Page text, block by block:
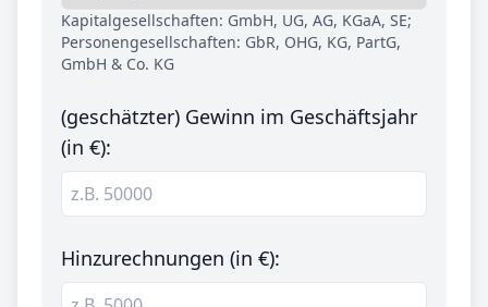
Kapitalgesellschaften: GmbH, UG, AG, KGaA, SE;
Personengesellschaften: GbR, OHG, KG, PartG,
GmbH & Co. KG
(geschätzter) Gewinn im Geschäftsjahr
(in €):
Hinzurechnungen (in €):